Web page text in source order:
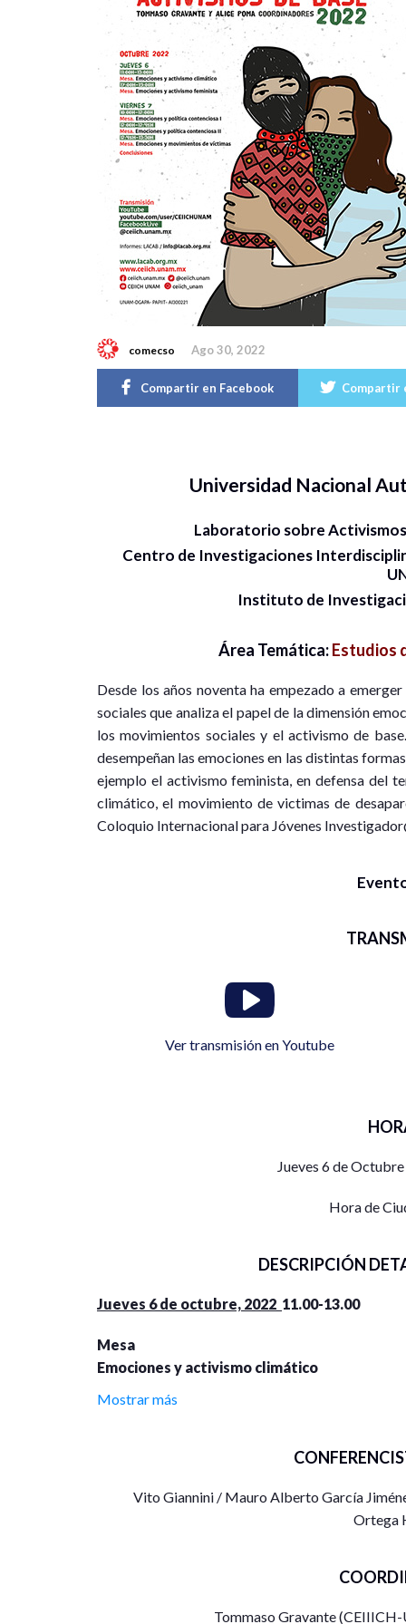
comecso Ago 30, 2022
Compartir en Facebook Compartir
Universidad Nacional
Laboratorio sobre
Centro de Investigaciones
Instituto de
Área Temática:Estudios
Desde los años noventa ha empezado a
sociales que analiza el papel de la dimensión
los movimientos sociales y el activismo de
desempeñan las emociones en las distintas
ejemplo el activismo feminista, en defensa del
climático, el movimiento de victimas de
Coloquio Internacional para Jóvenes
Ver transmisión en Youtube
Jueves 6 de
Hora de
DESCRIPCIÓN
Jueves 6 de octubre, 2022 11.00-13.00
Mesa
Emociones y activismo climático
Emociones
La dimensión
climática
caso de la
Mostrar más
Vito Giannini / Mauro Alberto García
Ortega
Tommaso Gravante